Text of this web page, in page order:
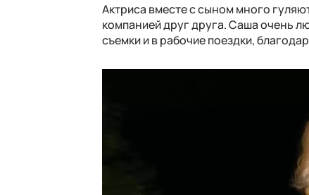
Актриса вместе с сыном много
компанией друг друга. Саша очень
съемки и в рабочие поездки,